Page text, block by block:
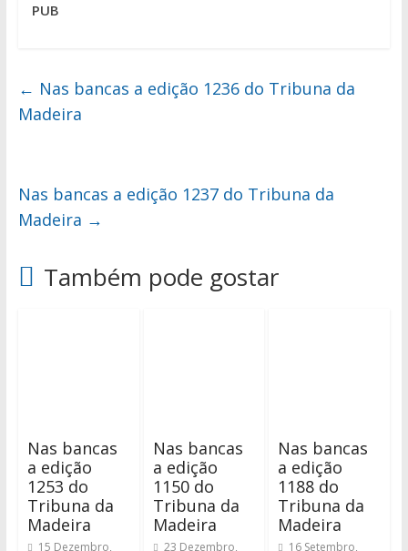
PUB
← Nas bancas a edição 1236 do Tribuna da
Madeira
Nas bancas a edição 1237 do Tribuna da
Madeira →
Também pode gostar
Nas bancas
a edição
1253 do
Tribuna da
Madeira
15 Dezembro,
Nas bancas
a edição
1150 do
Tribuna da
Madeira
23 Dezembro,
Nas bancas
a edição
1188 do
Tribuna da
Madeira
16 Setembro,